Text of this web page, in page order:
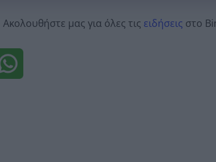
Ακολουθήστε μας για όλες τις ειδήσεις στο